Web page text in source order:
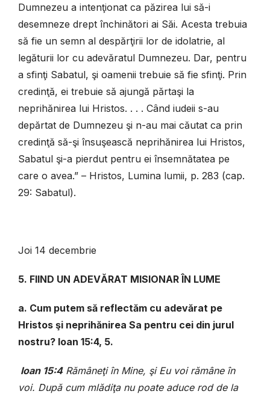
Dumnezeu a intenţionat ca păzirea lui să-i
desemneze drept închinători ai Săi. Acesta trebuia
să fie un semn al despărţirii lor de idolatrie, al
legăturii lor cu adevăratul Dumnezeu. Dar, pentru
a sfinţi Sabatul, şi oamenii trebuie să fie sfinţi. Prin
credinţă, ei trebuie să ajungă părtaşi la
neprihănirea lui Hristos. . . . Când iudeii s-au
depărtat de Dumnezeu şi n-au mai căutat ca prin
credinţă să-şi însuşească neprihănirea lui Hristos,
Sabatul şi-a pierdut pentru ei însemnătatea pe
care o avea.” – Hristos, Lumina lumii, p. 283 (cap.
29: Sabatul).
Joi 14 decembrie
5. FIIND UN ADEVĂRAT MISIONAR ÎN LUME
a. Cum putem să reflectăm cu adevărat pe
Hristos şi neprihănirea Sa pentru cei din jurul
nostru? Ioan 15:4, 5.
Ioan 15:4Rămâneţi în Mine, şi Eu voi rămâne în
voi. După cum mlădiţa nu poate aduce rod de la